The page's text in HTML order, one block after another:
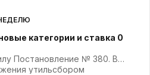
категории и ставка 0
Постановление № 380. В
утильсбором